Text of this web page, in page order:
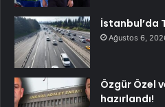
İstanbul’da
Ağustos 6,
Özgür Özel
hazırlandı!